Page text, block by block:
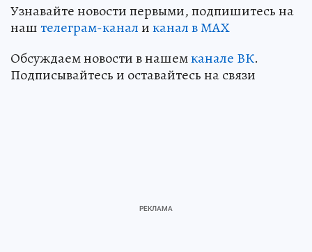
Узнавайте новости первыми, подпишитесь на
наштелеграм-каналиканал в МАХ
Обсуждаем новости в нашемканале ВК.
Подписывайтесь и оставайтесь на связи